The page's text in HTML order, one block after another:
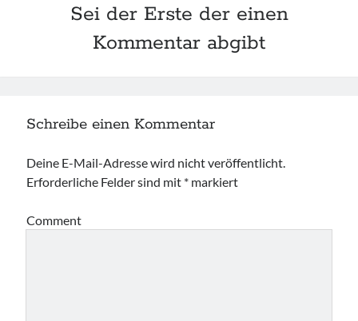
Sei der Erste der einen
Kommentar abgibt
Schreibe einen Kommentar
Deine E-Mail-Adresse wird nicht veröffentlicht.
Erforderliche Felder sind mit * markiert
Comment